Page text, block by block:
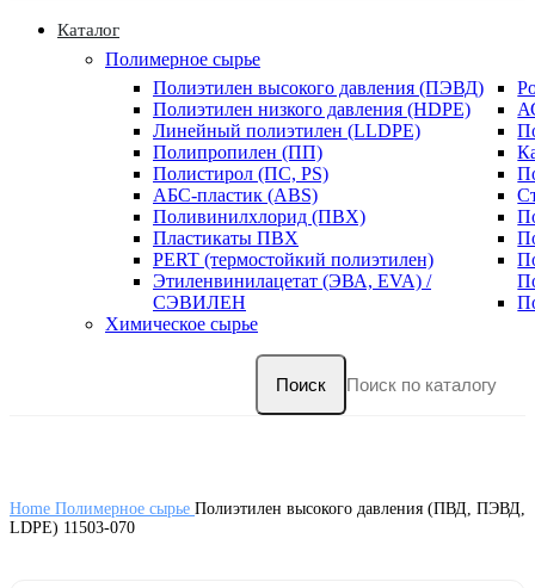
Каталог
Полимерное сырье
Полиэтилен высокого давления (ПЭВД)
Полиэтилен низкого давления (HDPE)
Линейный полиэтилен (LLDPE)
Полипропилен (ПП)
Полистирол (ПС, PS)
АБС-пластик (ABS)
Поливинилхлорид (ПВХ)
Пластикаты ПВХ
PERT (термостойкий полиэтилен)
Этиленвинилацетат (ЭВА, EVA) /
СЭВИЛЕН
Химическое сырье
Поиск
Home Полимерное сырье Полиэтилен высокого давления (ПВД, ПЭВД,
LDPE) 11503-070